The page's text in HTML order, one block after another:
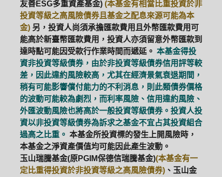
友善ESG多重資產基金) (本基金有相當比重投資於非
投資等級之高風險債券且基金之配息來源可能為本
金) 另，投資人尚須承擔匯款費用且外幣匯款費用可
能高於新臺幣匯款費用，投資人亦須留意外幣匯款到
達時點可能因受款行作業時間而遞延。 本基金得投
資非投資等級債券，由於非投資等級債券信用評等較
差，因此違約風險較高，尤其在經濟景氣衰退期間，
稍有可能影響償付能力的不利消息，則此類債券價格
的波動可能較為劇烈，而利率風險、信用違約風險、
外匯波動風險也將高於一般投資等級債券。投資人投
資以非投資等級債券為訴求之基金不宜占其投資組合
過高之比重。 本基金所投資標的發生上開風險時，
本基金之淨資產價值均可能因此產生波動。
玉山瑞騰基金(原PGIM保德信瑞騰基金)(本基金有一
定比重得投資於非投資等級之高風險債券) 、玉山金